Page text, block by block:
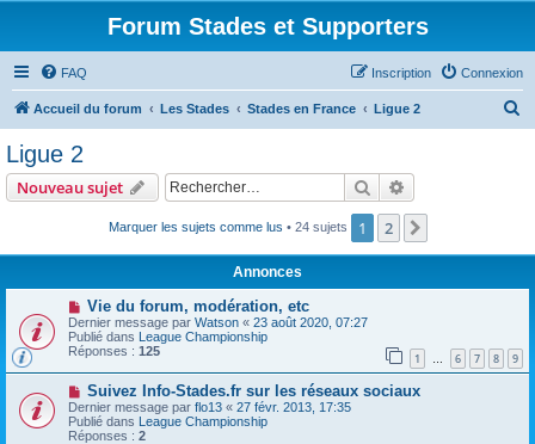
Forum Stades et Supporters
FAQ Connexion
Inscription
Accueil du forum Les Stades Stades en France Ligue 2
r
Ligue 2
Nouveau sujet Rechercher
Marquer les sujets comme lus • 24 sujets 1 2
Annonces
Vie du forum, modération, etc
Dernier message par Watson « 23 août 2020, 07:27
Publié dans League Championship
Réponses : 125 1 … 6 7 8 9
Suivez Info-Stades.fr sur les réseaux sociaux
Dernier message par flo13 « 27 févr. 2013, 17:35
Publié dans League Championship
Réponses : 2